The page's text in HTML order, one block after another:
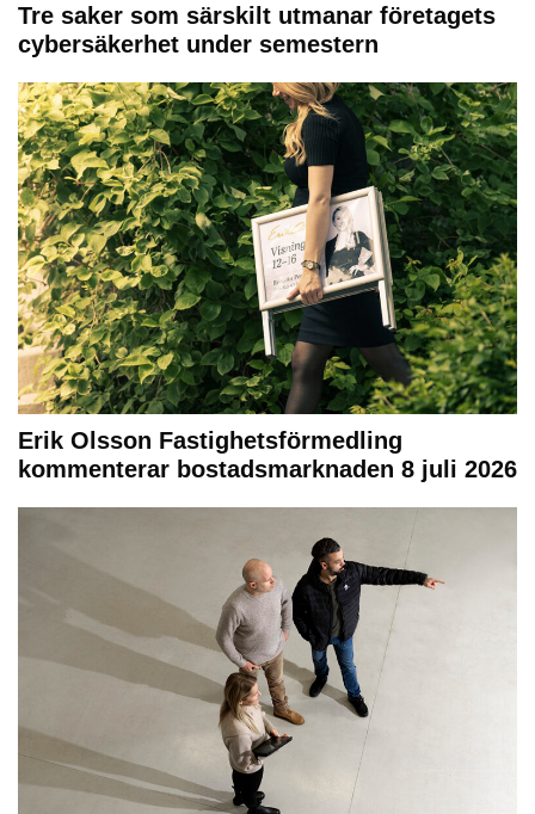
Tre saker som särskilt utmanar företagets
cybersäkerhet under semestern
Erik Olsson Fastighetsförmedling
kommenterar bostadsmarknaden 8 juli 2026